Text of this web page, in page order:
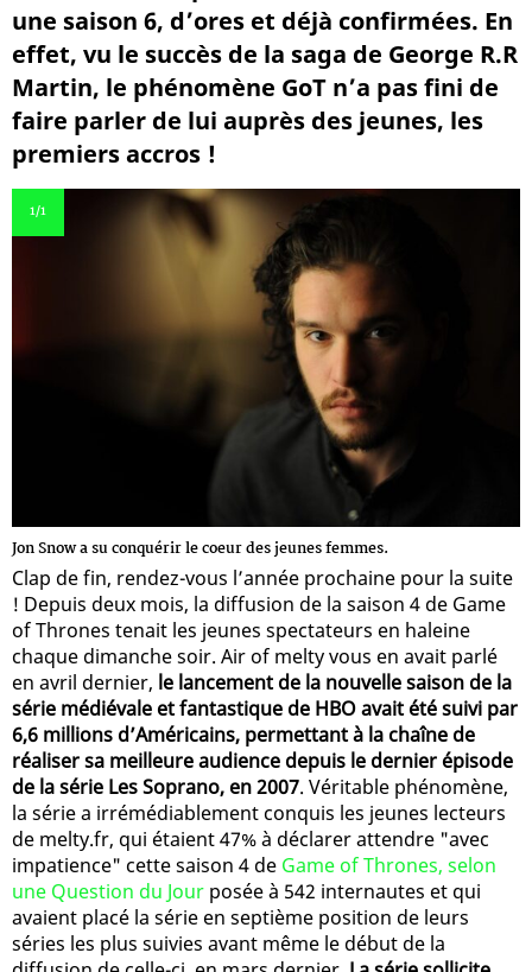
une saison 6, d’ores et déjà confirmées. En
effet, vu le succès de la saga de George R.R
Martin, le phénomène GoT n’a pas fini de
faire parler de lui auprès des jeunes, les
premiers accros !
1/1
Jon Snow a su conquérir le coeur des jeunes femmes.
Clap de fin, rendez-vous l’année prochaine pour la suite
! Depuis deux mois, la diffusion de la saison 4 de Game
of Thrones tenait les jeunes spectateurs en haleine
chaque dimanche soir. Air of melty vous en avait parlé
en avril dernier, le lancement de la nouvelle saison de la
série médiévale et fantastique de HBO avait été suivi par
6,6 millions d’Américains, permettant à la chaîne de
réaliser sa meilleure audience depuis le dernier épisode
de la série Les Soprano, en 2007. Véritable phénomène,
la série a irrémédiablement conquis les jeunes lecteurs
de melty.fr, qui étaient 47% à déclarer attendre "avec
impatience" cette saison 4 de Game of Thrones, selon
une Question du Jour posée à 542 internautes et qui
avaient placé la série en septième position de leurs
séries les plus suivies avant même le début de la